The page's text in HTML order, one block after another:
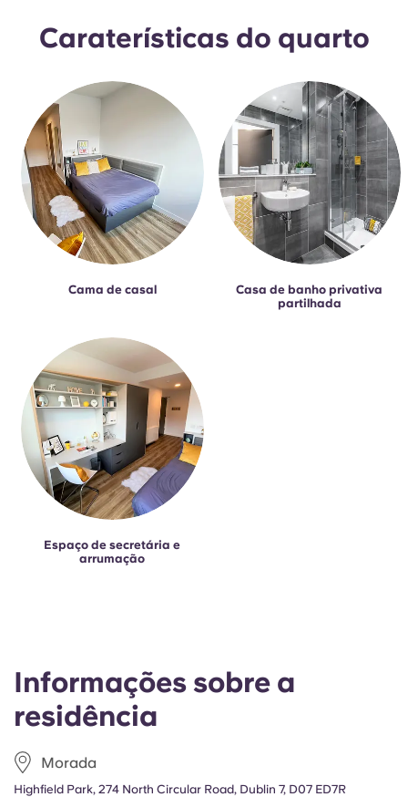
Informações sobre a
residência
Morada
Highfield Park, 274 North Circular Road, Dublin 7, D07 ED7R
Caraterísticas do quarto
Cama de casal
Casa de banho privativa
partilhada
Espaço de secretária e
arrumação